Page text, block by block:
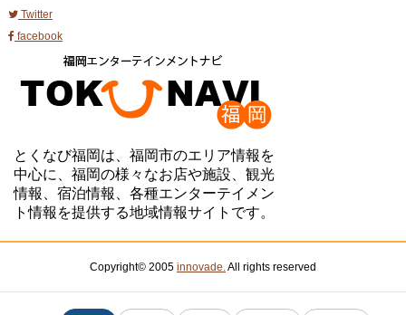
Twitter
facebook
とくなび福岡は、福岡市のエリア情報を
中心に、福岡の様々なお店や施設、観光
情報、宿泊情報、各種エンターテイメン
ト情報を提供する地域情報サイトです。
Copyright© 2005 innovade. All rights reserved